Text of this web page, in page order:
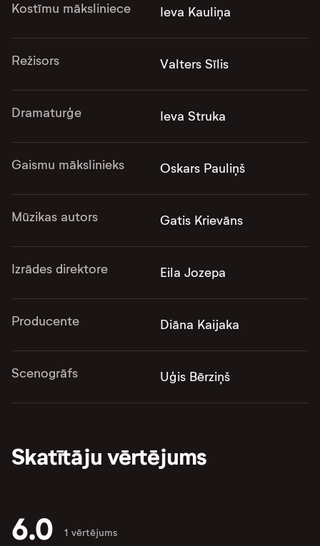
Kostīmu māksliniece Ieva Kauliņa
Režisors Valters Sīlis
Dramaturģe Ieva Struka
Gaismu mākslinieks Oskars Pauliņš
Mūzikas autors Gatis Krievāns
Izrādes direktore Eila Jozepa
Producente Diāna Kaijaka
Scenogrāfs Uģis Bērziņš
Skatītāju vērtējums
6.0 1 vērtējums